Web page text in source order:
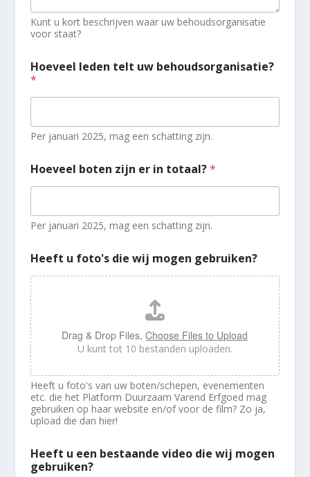
Kunt u kort beschrijven waar uw behoudsorganisatie
voor staat?
Hoeveel leden telt uw behoudsorganisatie?
*
Per januari 2025, mag een schatting zijn.
Hoeveel boten zijn er in totaal?*
Per januari 2025, mag een schatting zijn.
Heeft u foto's die wij mogen gebruiken?
Drag & Drop Files,Choose Files to Upload
U kunt tot 10 bestanden uploaden.
Heeft u foto's van uw boten/schepen, evenementen
etc. die het Platform Duurzaam Varend Erfgoed mag
gebruiken op haar website en/of voor de film? Zo ja,
upload die dan hier!
Heeft u een bestaande video die wij mogen
gebruiken?